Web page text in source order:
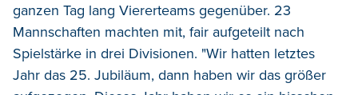
ganzen Tag lang Viererteams gegenüber. 23
Mannschaften machten mit, fair aufgeteilt nach
Spielstärke in drei Divisionen. "Wir hatten letztes
Jahr das 25. Jubiläum, dann haben wir das größer